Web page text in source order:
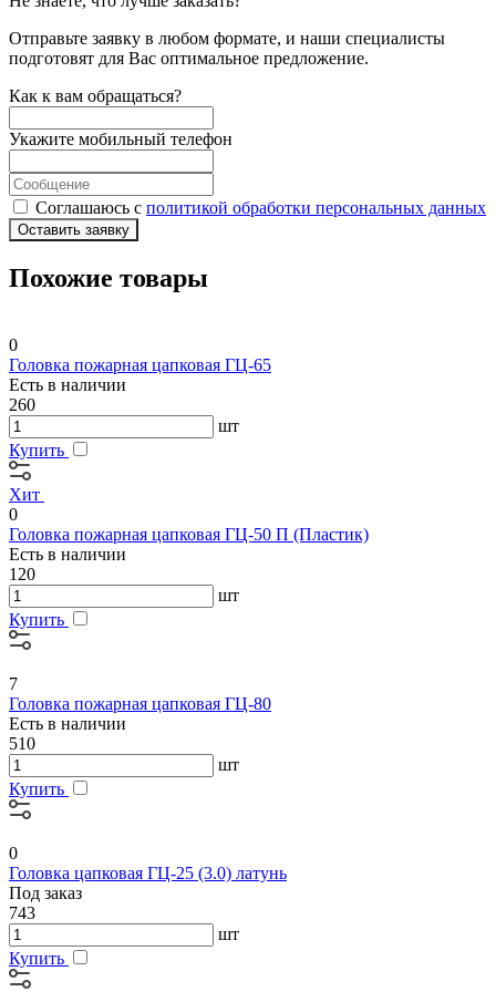
Отправьте заявку в любом формате, и наши специалисты
подготовят для Вас оптимальное предложение.
Как к вам обращаться?
Укажите мобильный телефон
Соглашаюсь с политикой обработки персональных данных
Оставить заявку
Похожие товары
0
Головка пожарная цапковая ГЦ-65
Есть в наличии
260
шт
Купить
Хит
0
Головка пожарная цапковая ГЦ-50 П (Пластик)
Есть в наличии
120
шт
Купить
7
Головка пожарная цапковая ГЦ-80
Есть в наличии
510
шт
Купить
0
Головка цапковая ГЦ-25 (3.0) латунь
Под заказ
743
шт
Купить